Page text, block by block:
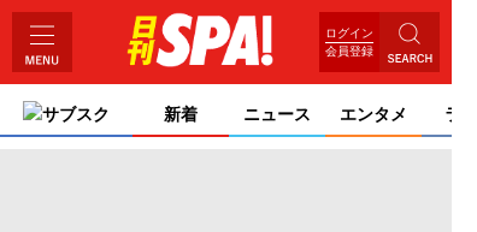
ログイン
会員登録
サブスク 新着 ニュース エンタメ ライ